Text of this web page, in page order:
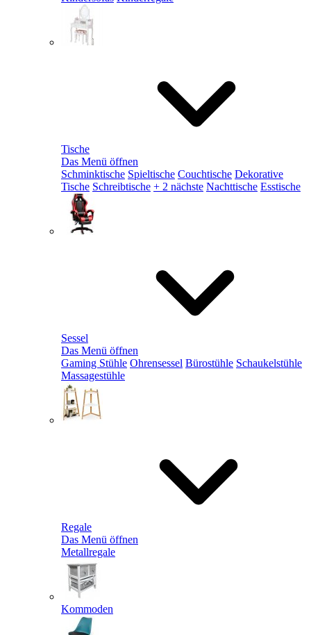
Tische
Das Menü öffnen
Schminktische Spieltische Couchtische Dekorative
Tische Schreibtische + 2 nächste Nachttische Esstische
Sessel
Das Menü öffnen
Gaming Stühle Ohrensessel Bürostühle Schaukelstühle
Massagestühle
Regale
Das Menü öffnen
Metallregale
Kommoden